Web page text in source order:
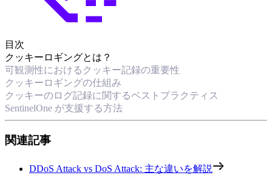
目次
クッキーロギングとは？
可観測性におけるクッキー記録の重要性
クッキーロギングの仕組み
クッキーのログ記録に関するベストプラクティス
SentinelOne が支援する方法
関連記事
DDoS Attack vs DoS Attack: 主な違いを解説